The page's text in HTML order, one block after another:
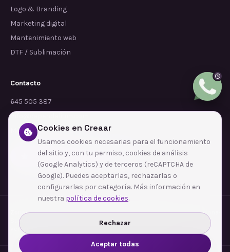
Logo & Branding
Marketing digital
Mantenimiento web
DTF / Sublimación
Contacto
645 505 387
info@dependalium.com
Mataró (Barcelona)
Déjanos tu reseña en Google
Zonas de cobertura·Barcelona·L'Hospitalet de Llobregat·Terrassa·Badalona
Sabadell
Santa Coloma de Gramenet
Ver todas las zonas →
Cookies en Creaar
Usamos cookies necesarias para el funcionamiento
del sitio y, con tu permiso, cookies de análisis
(Google Analytics) y de terceros (reCAPTCHA de
Google). Puedes aceptarlas, rechazarlas o
configurarlas por categoría. Más información en
nuestra política de cookies.
Rechazar
Aceptar todas